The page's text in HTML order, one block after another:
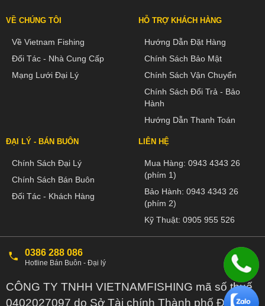
VỀ CHÚNG TÔI
Về Vietnam Fishing
Đối Tác - Nhà Cung Cấp
Mạng Lưới Đại Lý
HỖ TRỢ KHÁCH HÀNG
Hướng Dẫn Đặt Hàng
Chính Sách Bảo Mật
Chính Sách Vận Chuyển
Chính Sách Đổi Trả - Bảo
Hành
Hướng Dẫn Thanh Toán
ĐẠI LÝ - BÁN BUÔN
Chính Sách Đại Lý
Chính Sách Bán Buôn
Đối Tác - Khách Hàng
LIÊN HỆ
Mua Hàng: 0943 4343 26
(phím 1)
Bảo Hành: 0943 4343 26
(phím 2)
Kỹ Thuật: 0905 955 526
0386 288 086
Hotline Bán Buôn - Đại lý
CÔNG TY TNHH VIETNAMFISHING mã số thuế
0402027097 do Sở Tài chính Thành phố Đà